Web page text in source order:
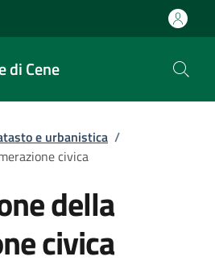
di Cene
e urbanistica /
civica
della
civica